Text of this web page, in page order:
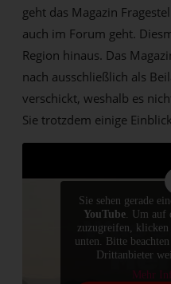
geht das Magazin
auch im Forum geht.
Region hinaus. Das
nach ausschließlich als
verschickt, weshalb es
Sie trotzdem einige
Sie sehen gerade
YouTube . Um
zuzugreifen,
unten. Bitte
Drittanbieter
Mehr